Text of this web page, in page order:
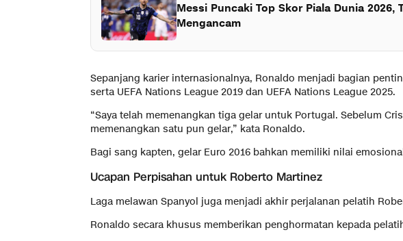
Messi Puncaki Top Skor Piala Dunia
Mengancam
Sepanjang karier internasionalnya, Ronaldo menjadi bagian
serta UEFA Nations League 2019 dan UEFA Nations League 2025.
“Saya telah memenangkan tiga gelar untuk Portugal. Sebelum
memenangkan satu pun gelar,” kata Ronaldo.
Bagi sang kapten, gelar Euro 2016 bahkan memiliki nilai
Ucapan Perpisahan untuk Roberto Martinez
Laga melawan Spanyol juga menjadi akhir perjalanan pelatih
Ronaldo secara khusus memberikan penghormatan kepada